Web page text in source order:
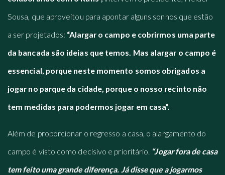
Sousa, que aproveitou para apontar alguns sonhos que estão
a ser projetados: “Alargar o campo e cobrirmos uma parte
da bancada são ideias que temos. Mas alargar o campo é
essencial, porque neste momento somos obrigados a
jogar no parque da cidade, porque o nosso recinto não
tem medidas para podermos jogar em casa”.
Além de proporcionar o regresso a casa, o alargamento do
campo é visto como decisivo e prioritário. “Jogar fora de casa
tem feito uma grande diferença. Já disse que a jogarmos